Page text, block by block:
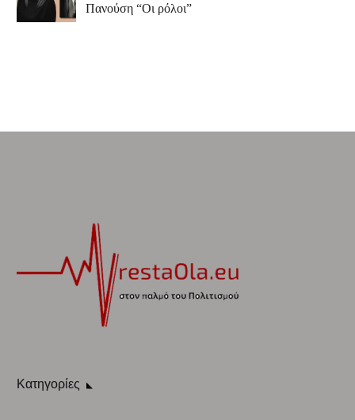
Πανούση “Οι ρόλοι”
Κατηγορίες